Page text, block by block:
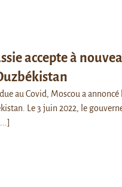
accepte à
au Covid, Moscou a
Le 3 juin 2022, le